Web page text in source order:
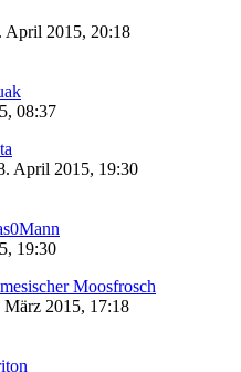
April 2015, 20:18
08:37
April 2015, 19:30
19:30
Moosfrosch
März 2015, 17:18